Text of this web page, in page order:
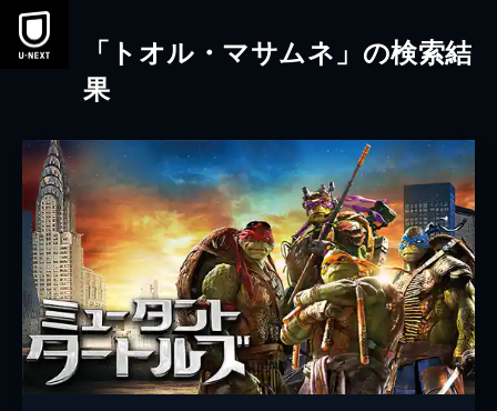
本文へスキップ
「トオル・マサムネ」の検索結
果